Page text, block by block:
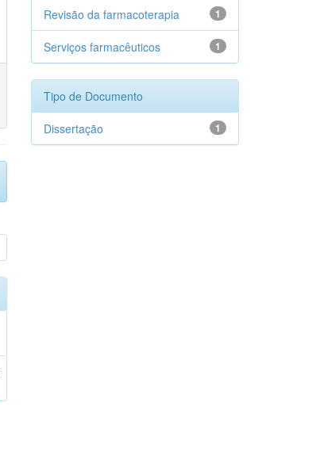
1
Revisão da farmacoterapia
1
Serviços farmacêuticos
Tipo de Documento
1
Dissertação